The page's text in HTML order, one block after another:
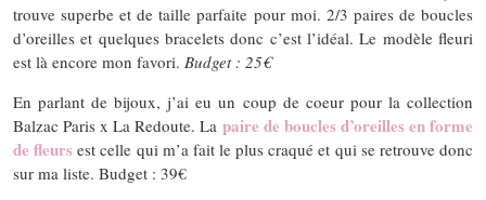
trouve superbe et de taille parfaite pour moi. 2/3 paires de boucles
d’oreilles et quelques bracelets donc c’est l’idéal. Le modèle fleuri
est là encore mon favori. Budget : 25€
En parlant de bijoux, j’ai eu un coup de coeur pour la collection
Balzac Paris x La Redoute. La paire de boucles d’oreilles en forme
de fleurs est celle qui m’a fait le plus craqué et qui se retrouve donc
sur ma liste. Budget : 39€